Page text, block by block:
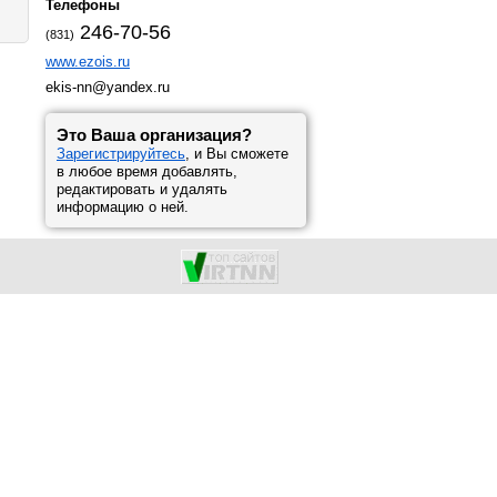
Телефоны
(831) 246-70-56
www.ezois.ru
ekis-nn@yandex.ru
Это Ваша организация?
Зарегистрируйтесь, и Вы сможете
в любое время добавлять,
редактировать и удалять
информацию о ней.